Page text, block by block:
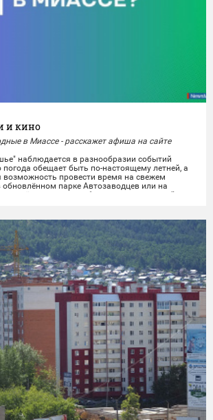
и кино
в Миассе - расскажет афиша на сайте
наблюдается в разнообразии событий
обещает быть по-настоящему летней, а
возможность провести время на свежем
обновлённом парке Автозаводцев или на
всё же хочет приобщиться к культурной